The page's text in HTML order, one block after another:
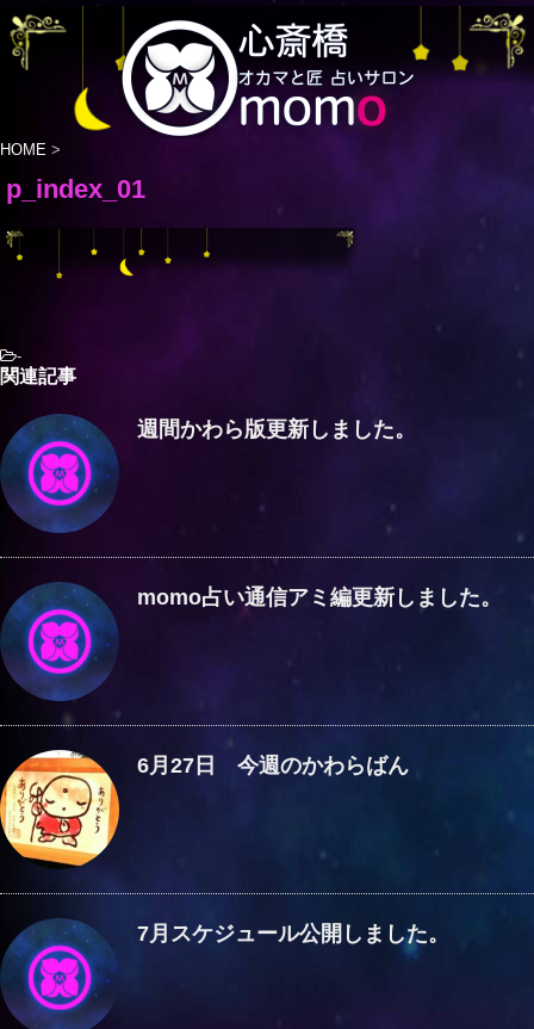
HOME >
p_index_01
-
関連記事
週間かわら版更新しました。
momo占い通信アミ編更新しました。
6月27日 今週のかわらばん
7月スケジュール公開しました。